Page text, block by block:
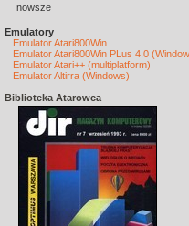
nowsze
Emulatory
Emulator Atari800Win
Emulator Atari800Win PLus 4.0
Emulator Atari++ (multiplatform)
Emulator Altirra (Windows)
Biblioteka Atarowca